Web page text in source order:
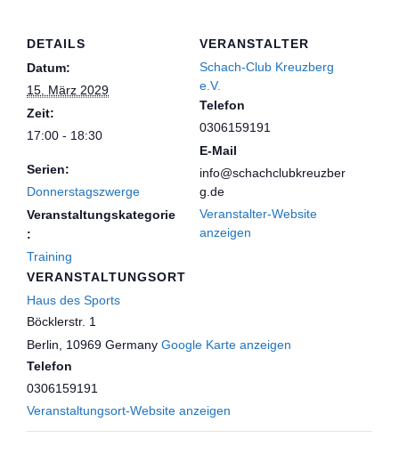
DETAILS
Datum:
15. März 2029
Zeit:
17:00 - 18:30
Serien:
Donnerstagszwerge
Veranstaltungskategorie
:
Training
VERANSTALTUNGSORT
Haus des Sports
Böcklerstr. 1
Berlin, 10969 Germany Google Karte anzeigen
Telefon
0306159191
Veranstaltungsort-Website anzeigen
VERANSTALTER
Schach-Club Kreuzberg
e.V.
Telefon
0306159191
E-Mail
info@schachclubkreuzber
g.de
Veranstalter-Website
anzeigen